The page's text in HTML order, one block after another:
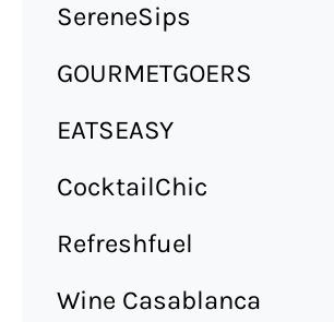
SereneSips
GOURMETGOERS
EATSEASY
CocktailChic
Refreshfuel
Wine Casablanca